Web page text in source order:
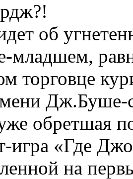
об
торговце
Дж.Буше-
обретшая
игра «Где
на